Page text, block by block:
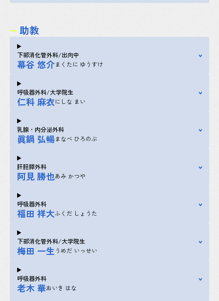
助教
下部消化管外科/出向中
幕谷 悠介まくたに ゆうすけ
呼吸器外科/大学院生
仁科 麻衣にしな まい
乳腺・内分泌外科
眞鍋 弘暢まなべ ひろのぶ
肝胆膵外科
阿見 勝也あみ かつや
呼吸器外科
福田 祥大ふくだ しょうた
下部消化管外科/大学院生
梅田 一生 うめだ いっせい
呼吸器外科
老木 華おいき はな